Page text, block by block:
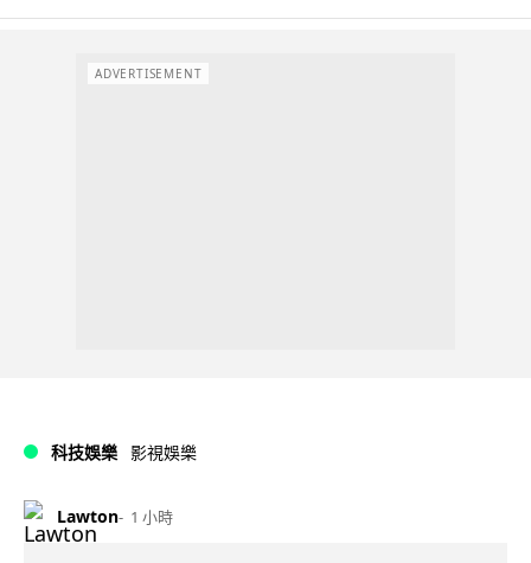
ADVERTISEMENT
科技娛樂 影視娛樂
Lawton 1 小時